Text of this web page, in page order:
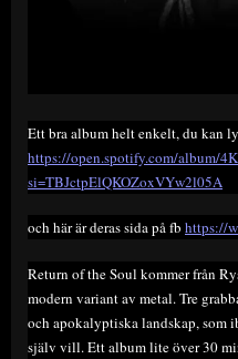
Ett bra album helt enkelt, du kan
https://open.spotify.com/album/
si=TBJctpElQKOZoxVYw2l05A
och här är deras sida på fb https://
Return of the Soul kommer från
modern variant av metal. Tre
och apokalyptiska landskap, som
själv vill. Ett album lite över 30